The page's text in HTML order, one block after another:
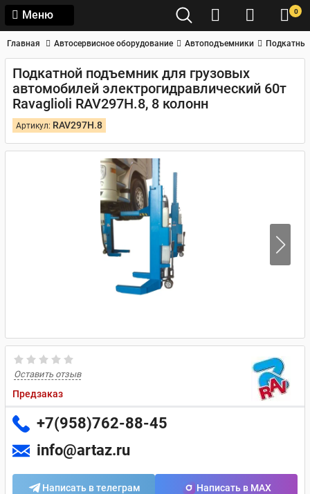
Меню 0
Главная Автосервисное оборудование Автоподъемники
Подкатной подъемник для грузовых
автомобилей электрогидравлический 60т
Ravaglioli RAV297H.8, 8 колонн
Артикул: RAV297H.8
Оставить отзыв
Предзаказ
+7(958)762-88-45
info@artaz.ru
Написать в телеграм Написать в MAX